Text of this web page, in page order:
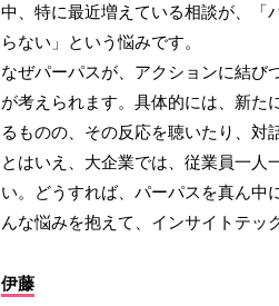
中、特に最近増えている相談が、「
らない」という悩みです。
なぜパーパスが、アクションに結び
が考えられます。具体的には、新た
るものの、その反応を聴いたり、対
とはいえ、大企業では、従業員一人
い。どうすれば、パーパスを真ん中
んな悩みを抱えて、インサイトテッ
伊藤